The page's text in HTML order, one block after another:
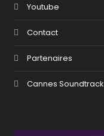
Youtube
Contact
Partenaires
Cannes Soundtrack